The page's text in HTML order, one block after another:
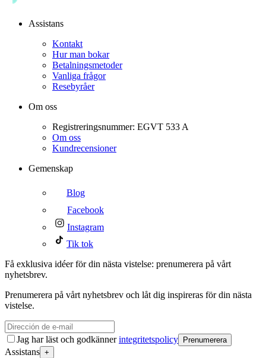
Assistans
Kontakt
Hur man bokar
Betalningsmetoder
Vanliga frågor
Resebyråer
Om oss
Registreringsnummer: EGVT 533 A
Om oss
Kundrecensioner
Gemenskap
Blog
Facebook
Instagram
Tik tok
Få exklusiva idéer för din nästa vistelse: prenumerera på vårt
nyhetsbrev.
Prenumerera på vårt nyhetsbrev och låt dig inspireras för din nästa
vistelse.
Jag har läst och godkännerintegritetspolicy Prenumerera
Assistans +